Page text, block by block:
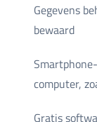
Gegevens
bewaard
computer,
Gratis